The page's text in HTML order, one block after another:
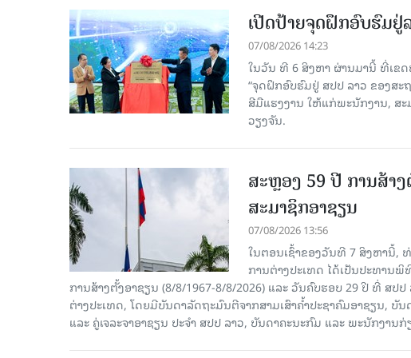
ເປີດປ້າຍຈຸດຝຶກອົບຮົມຢູ່
07/08/2026 14:23
ໃນວັນ ທີ 6 ສິງຫາ ຜ່ານມານີ້ ທີ່ເຂ
“ຈຸດຝຶກອົບຮົມຢູ່ ສປປ ລາວ ຂອງສ
ສີມືແຮງງານ ໃຫ້ແກ່ພະນັກງານ, ສ
ວຽງຈັນ.
ສະຫຼອງ 59 ປີ ການສ້າ
ສະມາຊິກອາຊຽນ
07/08/2026 13:56
ໃນຕອນເຊົ້າຂອງວັນທີ 7 ສິງຫານີ້
ການຕ່າງປະເທດ ໄດ້ເປັນປະທານ
ການສ້າງຕັ້ງອາຊຽນ (8/8/1967-8/8/2026) ແລະ ວັນຄົບຮອບ 29 ປີ ທີ່ ສປ
ຕ່າງປະເທດ, ໂດຍມີບັນດາລັດຖະມົນຕີຈາກສາມເສົາຄໍ້າປະຊາຄົມອາຊຽນ,
ແລະ ຄູ່ເຈລະຈາອາຊຽນ ປະຈຳ ສປປ ລາວ, ບັນດາຄະນະກົມ ແລະ ພະນັກງາ